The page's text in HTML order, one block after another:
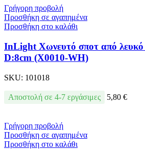
Γρήγορη προβολή
Προσθήκη σε αγαπημένα
Προσθήκη στο καλάθι
InLight Χωνευτό σποτ από
D:8cm (Χ0010-WH)
SKU: 101018
Αποστολή σε 4-7 εργάσιμες 5,80 €
Γρήγορη προβολή
Προσθήκη σε αγαπημένα
Προσθήκη στο καλάθι